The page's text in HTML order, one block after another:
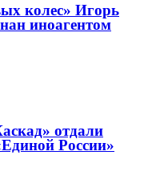
колес» Игорь
иноагентом
отдали
России»